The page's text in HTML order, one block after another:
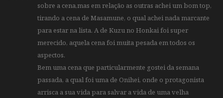
sobre a cena,mas em relação as outras achei um bom top,
tirando a cena de Masamune, o qual achei nada marcante
para estar na lista. A de Kuzu no Honkai foi super
merecido, aquela cena foi muita pesada em todos os
aspectos.
Bem uma cena que particularmente gostei da semana
passada, a qual foi uma de Onihei, onde o protagonista
arrisca a sua vida para salvar a vida de uma velha